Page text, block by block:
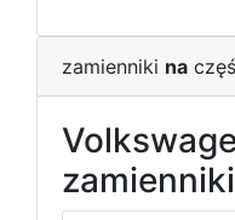
zamienniki na